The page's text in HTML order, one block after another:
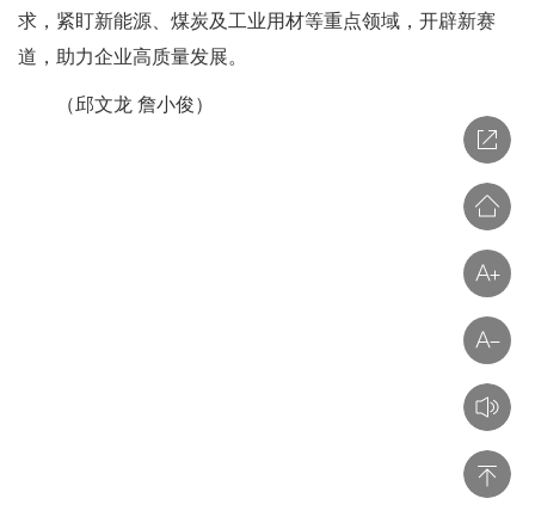
求，紧盯新能源、煤炭及工业用材等重点领域，开辟新赛
道，助力企业高质量发展。
（邱文龙 詹小俊）